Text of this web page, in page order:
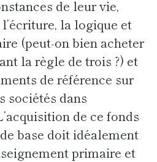
de leur vie,
la logique et
(peut-on bien acheter
la règle de trois ?) et
de référence sur
sociétés dans
de ce fonds
base doit idéalement
primaire et